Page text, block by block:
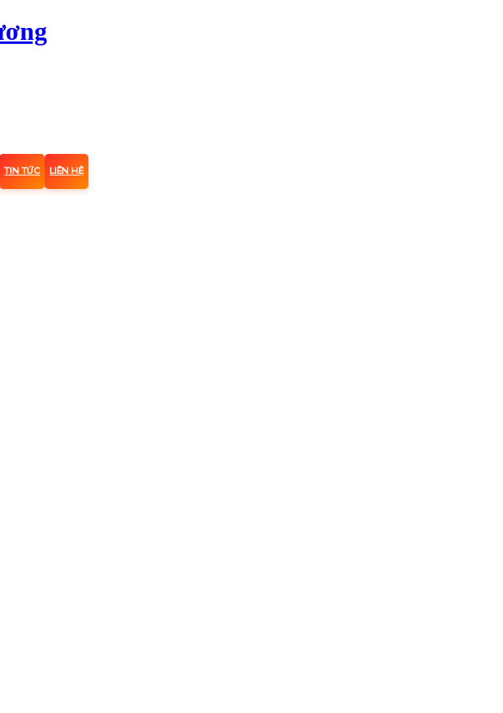
TIN TỨC LIÊN HỆ